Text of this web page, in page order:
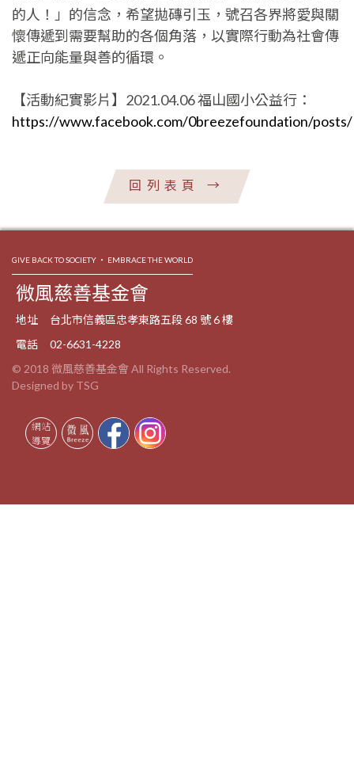
的人！」的信念，希望拋磚引玉，號召各界將愛與關
懷傳遞到需要幫助的各個角落，以實際行動為社會傳
遞正向能量與善的循環。
【活動紀實影片】2021.04.06 福山國小公益行：
https://www.facebook.com/0breezefoundation/
回列表頁→
GIVE BACK TO SOCIETY ‧ EMBRACE THE WORLD
微風慈善基金會
地址
台北市信義區忠孝東路五段 68 號 6 樓
電話
02-6631-4228
© 2018 微風慈善基金會 All Rights Reserved.
Designed by TSG
網站
導覽